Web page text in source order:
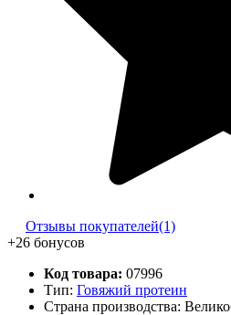
Отзывы покупателей(1)
+26 бонусов
Код товара: 07996
Тип: Говяжий протеин
Страна производства: